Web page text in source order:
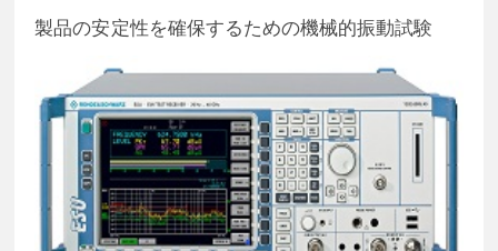
製品の安定性を確保するための機械的振動試験